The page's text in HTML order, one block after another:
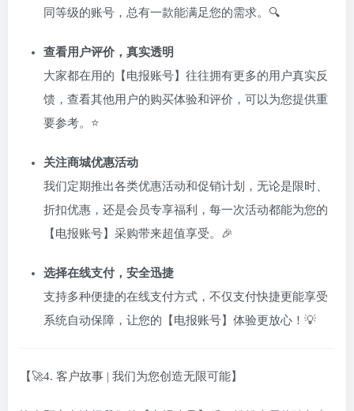
同等级的账号，总有一款能满足您的需求。🔍
查看用户评价，真实透明
大家都在用的【电报账号】往往拥有更多的用户真实反
馈，查看其他用户的购买体验和评价，可以为您提供重
要参考。⭐
关注商城优惠活动
我们定期推出各类优惠活动和促销计划，无论是限时、
折扣优惠，还是会员专享福利，每一次活动都能为您的
【电报账号】采购带来超值享受。🎉
选择在线支付，安全迅捷
支持多种便捷的在线支付方式，不仅支付快捷更能享受
系统自动保障，让您的【电报账号】体验更放心！💡
【🚀4. 客户故事 | 我们为您创造无限可能】